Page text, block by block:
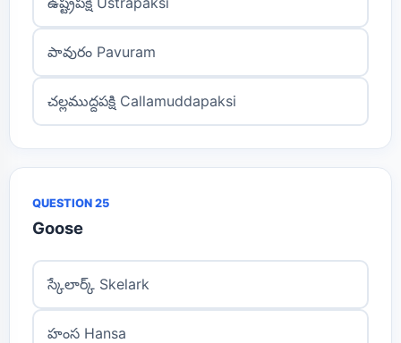
పావురం Pavuram
చల్లముద్దపక్షి Callamuddapaksi
QUESTION 25
Goose
స్కేలార్క్ Skelark
హంస Hansa